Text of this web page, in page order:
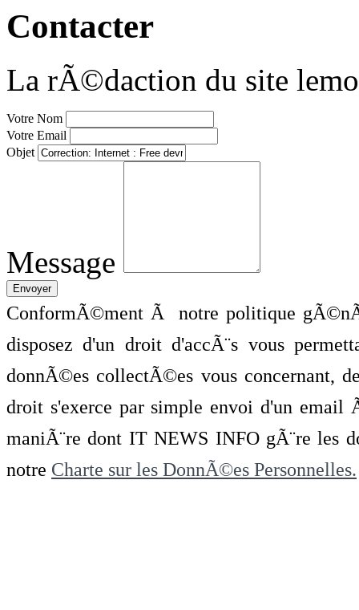
Contacter
La rÃ©daction du site
Votre Nom
Votre Email
Objet
Message
ConformÃ©ment Ã notre politique
disposez d'un droit d'accÃ¨s vous
donnÃ©es collectÃ©es vous concernant,
droit s'exerce par simple envoi d'un
maniÃ¨re dont IT NEWS INFO gÃ¨re les
notre Charte sur les DonnÃ©es Personnelles.